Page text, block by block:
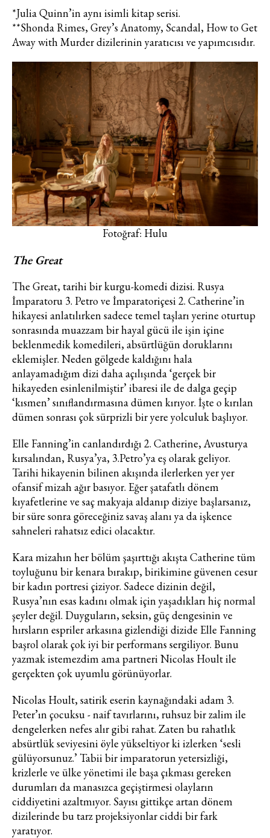
haberdar olmak için haftalık e-
bültenimize kaydolun.
Turkuvaz Haberleşme ve Yayıncılık
A.Ş. tarafından
https://vogue.com.tr/ internet sitesi
üzerinden sunulan ürün ve
hizmetlere ilişkin reklam, tanıtım,
pazarlama ve kutlama/ temenni
amaçlı her türlü e-bülten/ ticari
yoluyla tarafıma yapılmasına onay
soyad ve e-posta adresi verilerimin
işlenmesine açık rıza veriyorum.
KAYDET KAPAT
*Julia Quinn’in aynı isimli kitap serisi.
**Shonda Rimes, Grey’s Anatomy, Scandal, How to Get
Away with Murder dizilerinin yaratıcısı ve yapımcısıdır.
Fotoğraf: Hulu
The Great
The Great, tarihi bir kurgu-komedi dizisi. Rusya
İmparatoru 3. Petro ve İmparatoriçesi 2. Catherine’in
hikayesi anlatılırken sadece temel taşları yerine oturtup
sonrasında muazzam bir hayal gücü ile işin içine
beklenmedik komedileri, absürtlüğün doruklarını
eklemişler. Neden gölgede kaldığını hala
anlayamadığım dizi daha açılışında ‘gerçek bir
hikayeden esinlenilmiştir’ ibaresi ile de dalga geçip
‘kısmen’ sınıflandırmasına dümen kırıyor. İşte o kırılan
dümen sonrası çok sürprizli bir yere yolculuk başlıyor.
Elle Fanning’in canlandırdığı 2. Catherine, Avusturya
kırsalından, Rusya’ya, 3.Petro’ya eş olarak geliyor.
Tarihi hikayenin bilinen akışında ilerlerken yer yer
ofansif mizah ağır basıyor. Eğer şatafatlı dönem
kıyafetlerine ve saç makyaja aldanıp diziye başlarsanız,
bir süre sonra göreceğiniz savaş alanı ya da işkence
sahneleri rahatsız edici olacaktır.
Kara mizahın her bölüm şaşırttığı akışta Catherine tüm
toyluğunu bir kenara bırakıp, birikimine güvenen cesur
bir kadın portresi çiziyor. Sadece dizinin değil,
Rusya’nın esas kadını olmak için yaşadıkları hiç normal
şeyler değil. Duyguların, seksin, güç dengesinin ve
hırsların espriler arkasına gizlendiği dizide Elle Fanning
başrol olarak çok iyi bir performans sergiliyor. Bunu
yazmak istemezdim ama partneri Nicolas Hoult ile
gerçekten çok uyumlu görünüyorlar.
Nicolas Hoult, satirik eserin kaynağındaki adam 3.
Peter’ın çocuksu - naif tavırlarını, ruhsuz bir zalim ile
dengelerken nefes alır gibi rahat. Zaten bu rahatlık
absürtlük seviyesini öyle yükseltiyor ki izlerken ‘sesli
gülüyorsunuz.’ Tabii bir imparatorun yetersizliği,
krizlerle ve ülke yönetimi ile başa çıkması gereken
durumları da manasızca geçiştirmesi olayların
ciddiyetini azaltmıyor. Sayısı gittikçe artan dönem
dizilerinde bu tarz projeksiyonlar ciddi bir fark
yaratıyor.